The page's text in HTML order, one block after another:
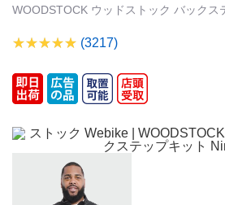
WOODSTOCK ウッドストック バックス
(3217)